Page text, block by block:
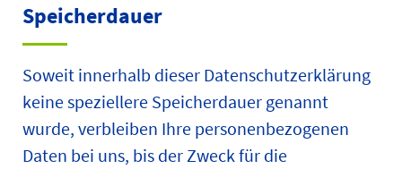
Speicherdauer
Soweit innerhalb dieser Datenschutzerklärung
keine speziellere Speicherdauer genannt
wurde, verbleiben Ihre personenbezogenen
Daten bei uns, bis der Zweck für die